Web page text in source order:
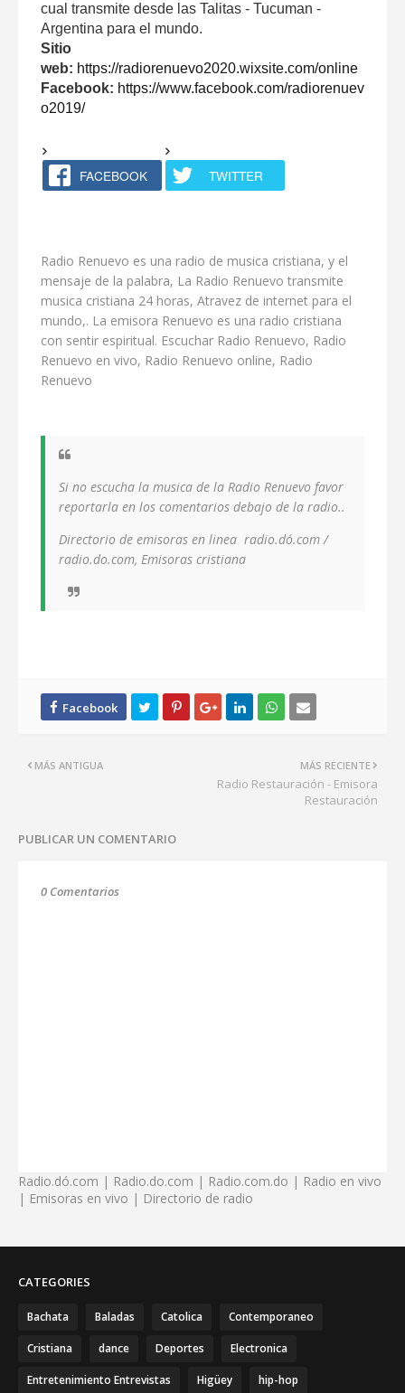
cual transmite desde las Talitas - Tucuman -
Argentina para el mundo.
Sitio
web: https://radiorenuevo2020.wixsite.com/online
Facebook: https://www.facebook.com/radiorenuev
o2019/
FACEBOOK TWITTER
Radio Renuevo es una radio de musica cristiana, y el
mensaje de la palabra, La Radio Renuevo transmite
musica cristiana 24 horas, Atravez de internet para el
mundo,. La emisora Renuevo es una radio cristiana
con sentir espiritual. Escuchar Radio Renuevo, Radio
Renuevo en vivo, Radio Renuevo online, Radio
Renuevo
Si no escucha la musica de la Radio Renuevo favor
reportarla en los comentarios debajo de la radio..
Directorio de emisoras en linea radio.dó.com /
radio.do.com, Emisoras cristiana
MÁS RECIENTE
Radio Restauración - Emisora
Restauración
MÁS ANTIGUA
PUBLICAR UN COMENTARIO
0 Comentarios
Radio.dó.com | Radio.do.com | Radio.com.do | Radio en vivo
| Emisoras en vivo | Directorio de radio
CATEGORIES
Bachata Baladas Catolica Contemporaneo
Cristiana dance Deportes Electronica
Entretenimiento Entrevistas Higüey hip-hop